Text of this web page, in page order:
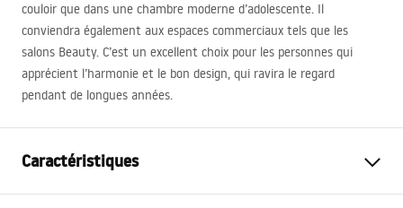
couloir que dans une chambre moderne d’adolescente. Il
conviendra également aux espaces commerciaux tels que les
salons Beauty. C’est un excellent choix pour les personnes qui
apprécient l’harmonie et le bon design, qui ravira le regard
pendant de longues années.
Caractéristiques